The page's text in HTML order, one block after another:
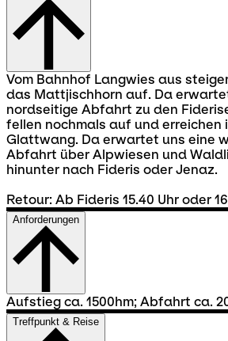
Vom Bahnhof Langwies aus
das Mattjischhorn auf. Da
nordseitige Abfahrt zu den
fellen nochmals auf und erreichen
Glattwang. Da erwartet uns eine
Abfahrt über Alpwiesen und
hinunter nach Fideris oder Jenaz.
Retour: Ab Fideris 15.40 Uhr oder
Anforderungen
Aufstieg ca. 1500hm; Abfahrt ca.
Treffpunkt & Reise